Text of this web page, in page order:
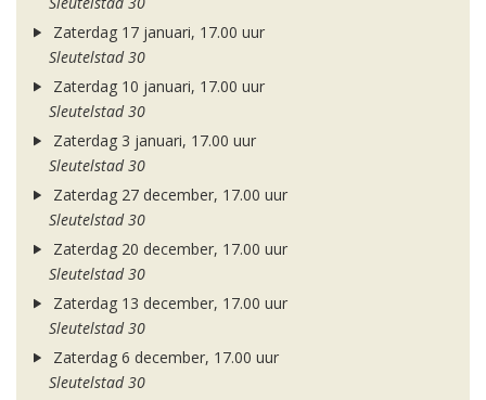
Zaterdag 17 januari, 17.00 uur
Sleutelstad 30
Zaterdag 10 januari, 17.00 uur
Sleutelstad 30
Zaterdag 3 januari, 17.00 uur
Sleutelstad 30
Zaterdag 27 december, 17.00 uur
Sleutelstad 30
Zaterdag 20 december, 17.00 uur
Sleutelstad 30
Zaterdag 13 december, 17.00 uur
Sleutelstad 30
Zaterdag 6 december, 17.00 uur
Sleutelstad 30